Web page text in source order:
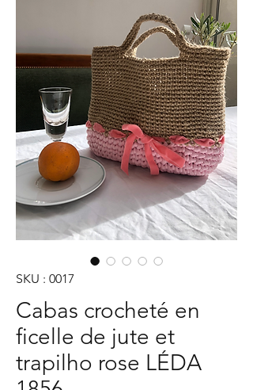
SKU : 0017
Cabas crocheté en
ficelle de jute et
trapilho rose LÉDA